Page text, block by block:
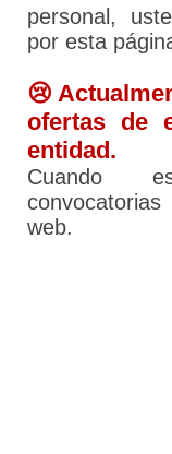
personal,
por esta
😢
ofertas de
entidad.
Cuando
web.